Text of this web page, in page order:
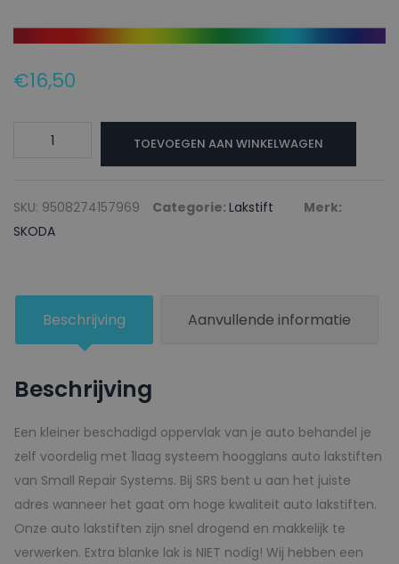
€16,50
SKODA
TIMIANO
GREEN
aantal
TOEVOEGEN AAN WINKELWAGEN
SKU: 9508274157969 Categorie: Lakstift
Merk:
SKODA
Beschrijving Aanvullende informatie
Beschrijving
Een kleiner beschadigd oppervlak van je auto behandel je
zelf voordelig met 1laag systeem hoogglans auto lakstiften
van Small Repair Systems. Bij SRS bent u aan het juiste
adres wanneer het gaat om hoge kwaliteit auto lakstiften.
Onze auto lakstiften zijn snel drogend en makkelijk te
verwerken. Extra blanke lak is NIET nodig! Wij hebben een